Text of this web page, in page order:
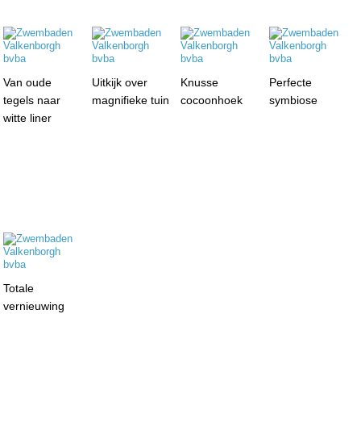
Van oude
tegels naar
witte liner
Uitkijk over
magnifieke tuin
Knusse
cocoonhoek
Perfecte
symbiose
Totale
vernieuwing